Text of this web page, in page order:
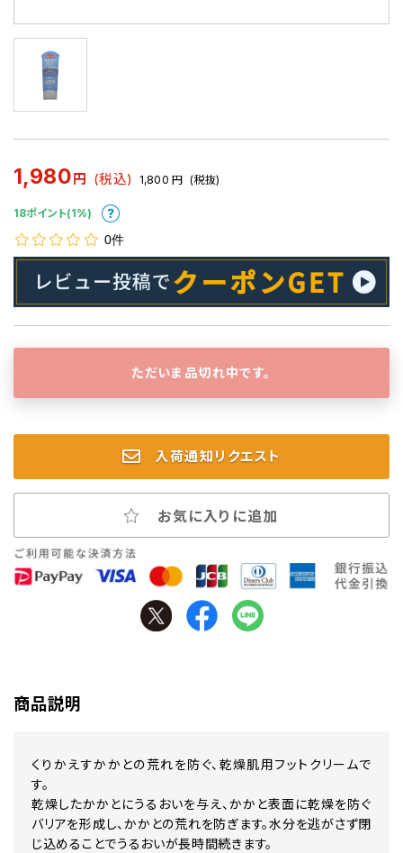
1,980 円 (税込) 1,800 円 (税抜)
18ポイント(1%)
0件
ただいま品切れ中です。
入荷通知リクエスト
お気に入りに追加
商品説明
くりかえすかかとの荒れを防ぐ、乾燥肌用フットクリームで
す。
乾燥したかかとにうるおいを与え、かかと表面に乾燥を防ぐ
バリアを形成し、かかとの荒れを防ぎます。水分を逃がさず閉
じ込めることでうるおいが長時間続きます。